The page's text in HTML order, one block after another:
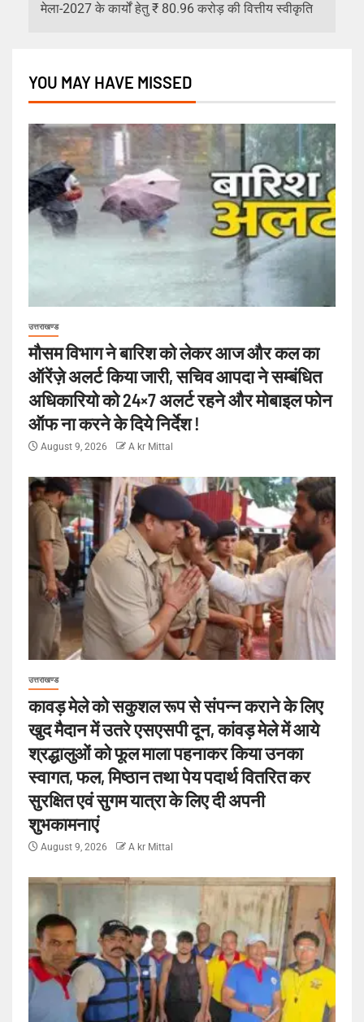
मेला-2027 के कार्यों हेतु ₹ 80.96 करोड़ की वित्तीय स्वीकृति
YOU MAY HAVE MISSED
उत्तराखण्ड
मौसम विभाग ने बारिश को लेकर आज और कल का
ऑरेंज़े अलर्ट किया जारी, सचिव आपदा ने सम्बंधित
अधिकारियो को 24×7 अलर्ट रहने और मोबाइल फोन
ऑफ ना करने के दिये निर्देश !
August 9, 2026 A kr Mittal
उत्तराखण्ड
कावड़ मेले को सकुशल रूप से संपन्न कराने के लिए
खुद मैदान में उतरे एसएसपी दून, कांवड़ मेले में आये
श्रद्धालुओं को फूल माला पहनाकर किया उनका
स्वागत, फल, मिष्ठान तथा पेय पदार्थ वितरित कर
सुरक्षित एवं सुगम यात्रा के लिए दी अपनी
शुभकामनाएं
August 9, 2026 A kr Mittal